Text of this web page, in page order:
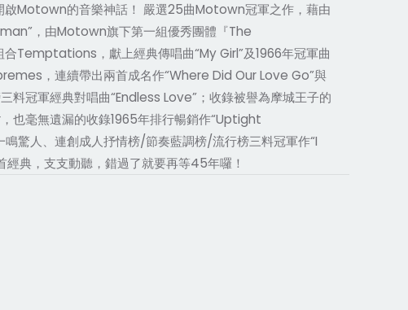
啟Motown的音樂神話！ 嚴選25曲Motown冠軍之作，藉由
，由Motown旗下第一組優秀團體『The
Temptations，獻上經典傳唱曲“My Girl”及1966年冠軍曲
，連續帶出兩首成名作“Where Did Our Love Go”與
冠軍經典對唱曲“Endless Love”；收錄被譽為摩城王子的
毫無遺漏的收錄1965年排行暢銷作“Uptight
驚人、連創成人抒情榜/節奏藍調榜/流行榜三料冠軍作“I
典，支支動聽，錯過了就要再等45年囉！